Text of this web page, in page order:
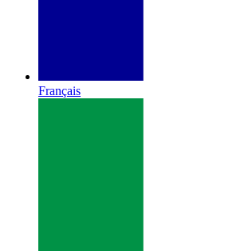
Français